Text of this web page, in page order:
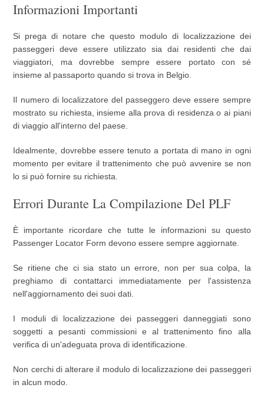
Informazioni Importanti
Si prega di notare che questo modulo di localizzazione dei
passeggeri deve essere utilizzato sia dai residenti che dai
viaggiatori, ma dovrebbe sempre essere portato con sé
insieme al passaporto quando si trova in Belgio.
Il numero di localizzatore del passeggero deve essere sempre
mostrato su richiesta, insieme alla prova di residenza o ai piani
di viaggio all'interno del paese.
Idealmente, dovrebbe essere tenuto a portata di mano in ogni
momento per evitare il trattenimento che può avvenire se non
lo si può fornire su richiesta.
Errori Durante La Compilazione Del PLF
È importante ricordare che tutte le informazioni su questo
Passenger Locator Form devono essere sempre aggiornate.
Se ritiene che ci sia stato un errore, non per sua colpa, la
preghiamo di contattarci immediatamente per l'assistenza
nell'aggiornamento dei suoi dati.
I moduli di localizzazione dei passeggeri danneggiati sono
soggetti a pesanti commissioni e al trattenimento fino alla
verifica di un'adeguata prova di identificazione.
Non cerchi di alterare il modulo di localizzazione dei passeggeri
in alcun modo.